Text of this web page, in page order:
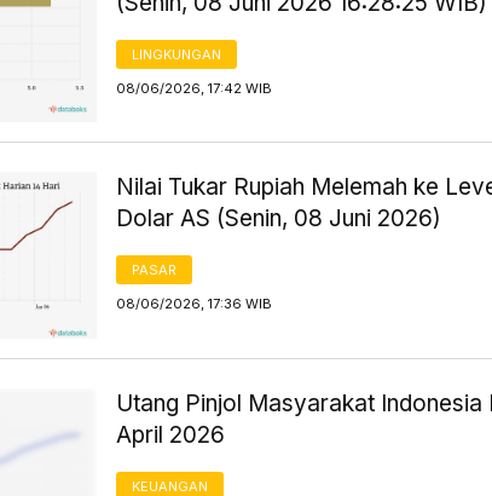
LINGKUNGAN
08/06/2026, 17:42 WIB
Nilai Tukar Rupiah Melemah ke
Dolar AS (Senin, 08 Juni 2026)
PASAR
08/06/2026, 17:36 WIB
Utang Pinjol Masyarakat
April 2026
KEUANGAN